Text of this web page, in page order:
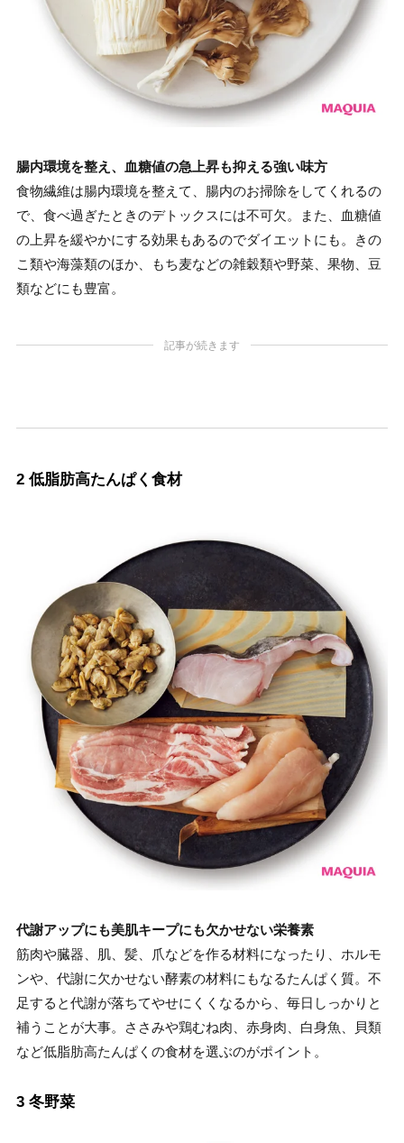
腸内環境を整え、血糖値の急上昇も抑える強い味方
食物繊維は腸内環境を整えて、腸内のお掃除をしてくれるの
で、食べ過ぎたときのデトックスには不可欠。また、血糖値
の上昇を緩やかにする効果もあるのでダイエットにも。きの
こ類や海藻類のほか、もち麦などの雑穀類や野菜、果物、豆
類などにも豊富。
記事が続きます
2 低脂肪高たんぱく食材
代謝アップにも美肌キープにも欠かせない栄養素
筋肉や臓器、肌、髪、爪などを作る材料になったり、ホルモ
ンや、代謝に欠かせない酵素の材料にもなるたんぱく質。不
足すると代謝が落ちてやせにくくなるから、毎日しっかりと
補うことが大事。ささみや鶏むね肉、赤身肉、白身魚、貝類
など低脂肪高たんぱくの食材を選ぶのがポイント。
3 冬野菜